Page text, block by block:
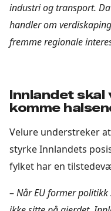
industri og transport.
handler om
fremme regionale
Innlandet
komme
Velure understreker
styrke Innlandets
fylket har en
–Når EU former